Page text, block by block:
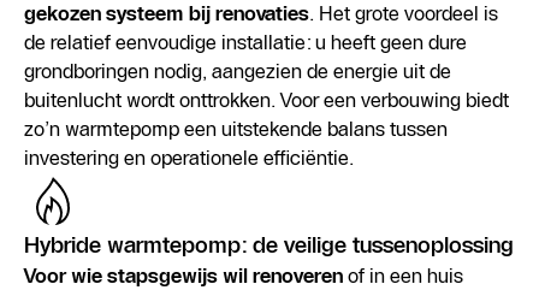
gekozen systeem bij renovaties. Het grote voordeel is
de relatief eenvoudige installatie: u heeft geen dure
grondboringen nodig, aangezien de energie uit de
buitenlucht wordt onttrokken. Voor een verbouwing biedt
zo’n warmtepomp een uitstekende balans tussen
investering en operationele efficiëntie.
Hybride warmtepomp: de veilige tussenoplossing
Voor wie stapsgewijs wil renoveren of in een huis